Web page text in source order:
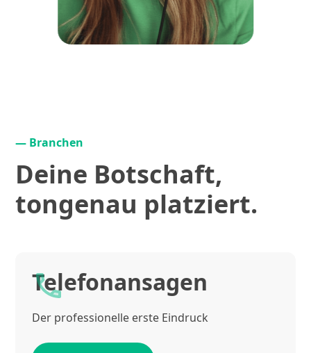
— Branchen
Deine Botschaft,
tongenau platziert.
Telefonansagen
Der professionelle erste Eindruck